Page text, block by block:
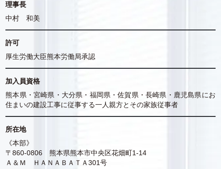
理事長
中村 和美
許可
厚生労働大臣熊本労働局承認
加入員資格
熊本県・宮崎県・大分県・福岡県・佐賀県・長崎県・鹿児島県にお
住まいの建設工事に従事する一人親方とその家族従事者
所在地
《本部》
〒860-0806 熊本県熊本市中央区花畑町1-14
Ａ＆Ｍ ＨＡＮＡＢＡＴＡ301号